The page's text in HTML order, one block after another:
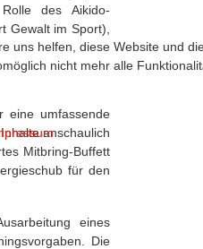
des Aikido-
Gewalt im Sport),
eine umfassende
anschaulich
Mitbring-Buffett
für den
eines
Die
helfen, diese Website und
nicht mehr alle